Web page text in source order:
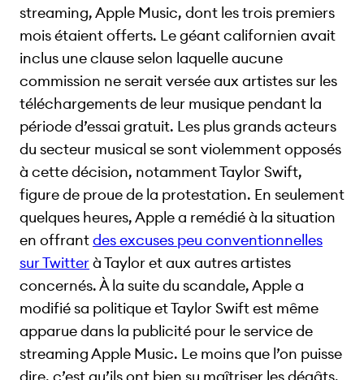
streaming, Apple Music, dont les trois premiers
mois étaient offerts. Le géant californien avait
inclus une clause selon laquelle aucune
commission ne serait versée aux artistes sur les
téléchargements de leur musique pendant la
période d’essai gratuit. Les plus grands acteurs
du secteur musical se sont violemment opposés
à cette décision, notamment Taylor Swift,
figure de proue de la protestation. En seulement
quelques heures, Apple a remédié à la situation
en offrantdes excuses peu conventionnelles
sur Twitterà Taylor et aux autres artistes
concernés. À la suite du scandale, Apple a
modifié sa politique et Taylor Swift est même
apparue dans la publicité pour le service de
streaming Apple Music. Le moins que l’on puisse
dire, c’est qu’ils ont bien su maîtriser les dégâts.